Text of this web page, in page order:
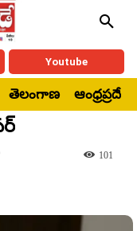
Youtube
తెలంగాణ ఆంధ్రప్రదేశ్
101